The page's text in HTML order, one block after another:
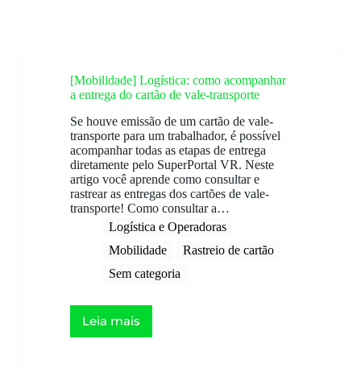
[Mobilidade] Logística: como acompanhar
a entrega do cartão de vale-transporte
Se houve emissão de um cartão de vale-
transporte para um trabalhador, é possível
acompanhar todas as etapas de entrega
diretamente pelo SuperPortal VR. Neste
artigo você aprende como consultar e
rastrear as entregas dos cartões de vale-
transporte! Como consultar a…
Logística e Operadoras
Mobilidade
Rastreio de cartão
Sem categoria
Leia mais